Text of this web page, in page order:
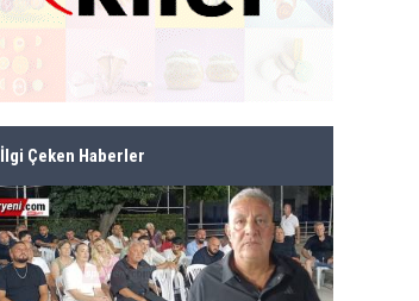
İlgi Çeken Haberler